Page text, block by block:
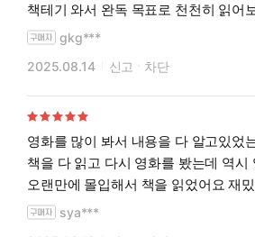
책테기 와서 완독 목표로 천천히 읽어
gkg***
2025.08.14
신고 차단
영화를 많이 봐서 내용을 다 알고있었
책을 다 읽고 다시 영화를 봤는데 역시
오랜만에 몰입해서 책을 읽었어요 재
sya***